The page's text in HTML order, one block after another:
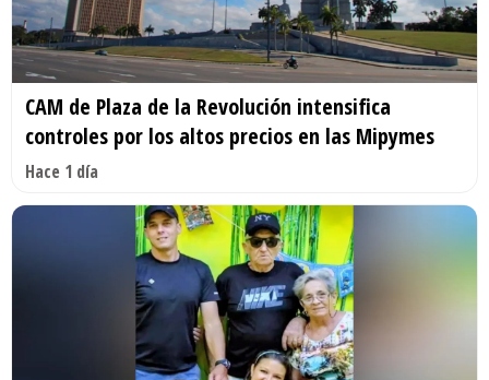
CAM de Plaza de la Revolución intensifica
controles por los altos precios en las Mipymes
Hace 1 día